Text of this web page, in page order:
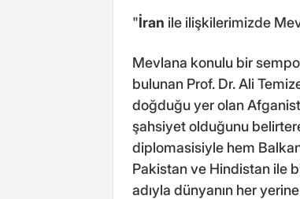
"İran ile ilişkilerimizde
Mevlana konulu bir
bulunan Prof. Dr. Ali
doğduğu yer olan
şahsiyet olduğunu
diplomasisiyle hem
Pakistan ve Hindistan ile
adıyla dünyanın her